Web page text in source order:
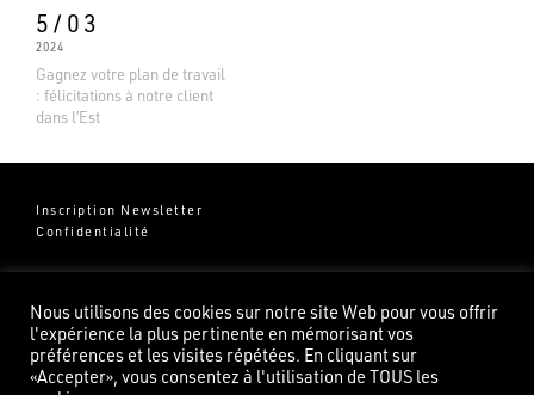
5/03
2024
Gagnez votre plan de travail
: félicitations à notre client
dans l’Est
Inscription Newsletter
Confidentialité
Groupe Pierredeplan
82100 Castelsarrasin
Nous utilisons des cookies sur notre site Web pour vous offrir
l'expérience la plus pertinente en mémorisant vos
préférences et les visites répétées. En cliquant sur
«Accepter», vous consentez à l'utilisation de TOUS les